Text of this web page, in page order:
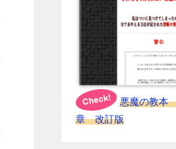
悪魔の教本
章 改訂版